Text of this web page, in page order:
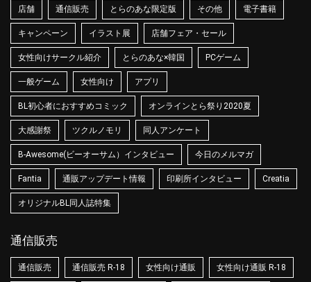
店舗 通信販売 とらのあな限定版 その他 電子書籍
キャンペーン イラスト展 店舗フェア・セール
女性向けサークル紹介 とらのあな×韓国 PCゲーム
一般ゲーム 女性向け アプリ
BL初心者におすすめコミック オンラインとら祭り2020夏
大感謝祭 ツクルノモリ 同人アンケート
B-Awesome(ビーオーサム）インタビュー 今日のメルマガ
Fantia 通販アップデート情報 印刷所インタビュー Creatia
オリジナルBL同人誌特集
通信販売
通信販売 通信販売 R-18 女性向け通販 女性向け通販 R-18